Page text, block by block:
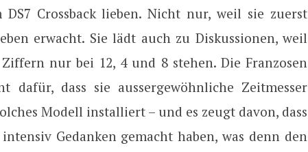
Crossback lieben. Nicht nur, weil sie zuerst
erwacht. Sie lädt auch zu Diskussionen, weil
nur bei 12, 4 und 8 stehen. Die Franzosen
dafür, dass sie aussergewöhnliche Zeitmesser
Modell installiert – und es zeugt davon, dass
Gedanken gemacht haben, was denn den